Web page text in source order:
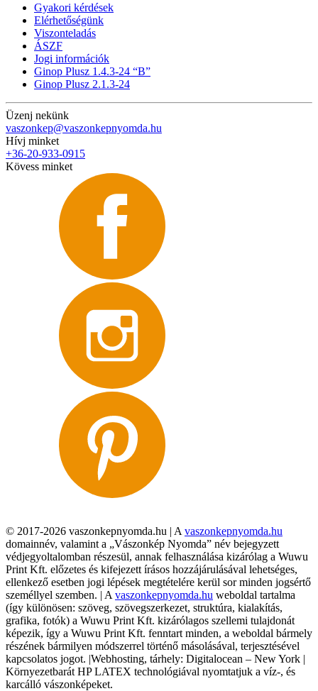
Gyakori kérdések
Elérhetőségünk
Viszonteladás
ÁSZF
Jogi információk
Ginop Plusz 1.4.3-24 “B”
Ginop Plusz 2.1.3-24
Üzenj nekünk
vaszonkep@vaszonkepnyomda.hu
Hívj minket
+36-20-933-0915
Kövess minket
© 2017-2026 vaszonkepnyomda.hu | A vaszonkepnyomda.hu
domainnév, valamint a „Vászonkép Nyomda” név bejegyzett
védjegyoltalomban részesül, annak felhasználása kizárólag a Wuwu
Print Kft. előzetes és kifejezett írásos hozzájárulásával lehetséges,
ellenkező esetben jogi lépések megtételére kerül sor minden jogsértő
személlyel szemben. | A vaszonkepnyomda.hu weboldal tartalma
(így különösen: szöveg, szövegszerkezet, struktúra, kialakítás,
grafika, fotók) a Wuwu Print Kft. kizárólagos szellemi tulajdonát
képezik, így a Wuwu Print Kft. fenntart minden, a weboldal bármely
részének bármilyen módszerrel történő másolásával, terjesztésével
kapcsolatos jogot. |Webhosting, tárhely: Digitalocean – New York |
Környezetbarát HP LATEX technológiával nyomtatjuk a víz-, és
karcálló vászonképeket.